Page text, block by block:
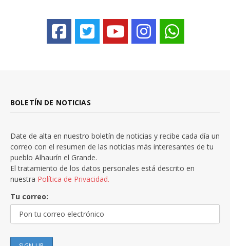
BOLETÍN DE NOTICIAS
Date de alta en nuestro boletín de noticias y recibe cada día un
correo con el resumen de las noticias más interesantes de tu
pueblo Alhaurín el Grande.
El tratamiento de los datos personales está descrito en
nuestra Política de Privacidad.
Tu correo: